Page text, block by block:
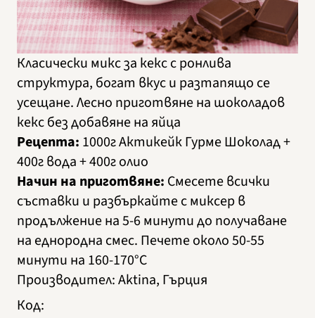
Класически микс за кекс с ронлива
структура, богат вкус и разтапящо се
усещане. Лесно приготвяне на шоколадов
кекс без добавяне на яйца
Рецепта: 1000г Актикейк Гурме Шоколад +
400г вода + 400г олио
Начин на приготвяне: Смесете всички
съставки и разбъркайте с миксер в
продължение на 5-6 минути до получаване
на еднородна смес. Печете около 50-55
минути на 160-170°C
Производител:Aktina, Гърция
Код: